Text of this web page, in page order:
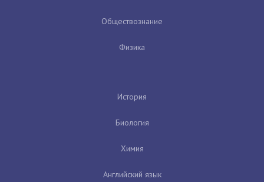
Обществознание
Физика
История
Биология
Химия
Английский язык